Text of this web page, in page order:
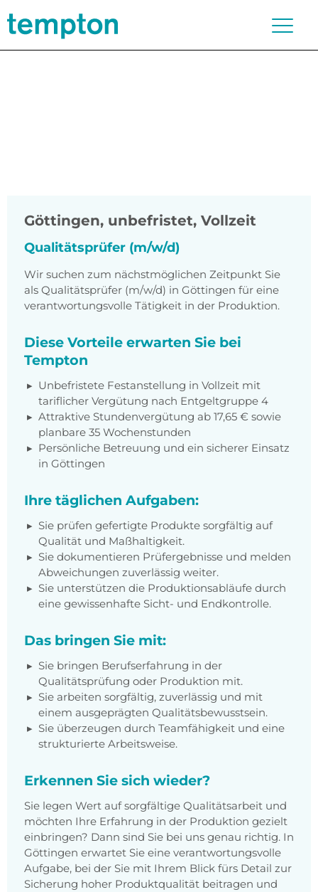
Göttingen, unbefristet, Vollzeit
Qualitätsprüfer (m/w/d)
Wir suchen zum nächstmöglichen Zeitpunkt Sie
als Qualitätsprüfer (m/w/d) in Göttingen für eine
verantwortungsvolle Tätigkeit in der Produktion.
Diese Vorteile erwarten Sie bei
Tempton
Unbefristete Festanstellung in Vollzeit mit
tariflicher Vergütung nach Entgeltgruppe 4
Attraktive Stundenvergütung ab 17,65 € sowie
planbare 35 Wochenstunden
Persönliche Betreuung und ein sicherer Einsatz
in Göttingen
Ihre täglichen Aufgaben:
Sie prüfen gefertigte Produkte sorgfältig auf
Qualität und Maßhaltigkeit.
Sie dokumentieren Prüfergebnisse und melden
Abweichungen zuverlässig weiter.
Sie unterstützen die Produktionsabläufe durch
eine gewissenhafte Sicht- und Endkontrolle.
Das bringen Sie mit:
Sie bringen Berufserfahrung in der
Qualitätsprüfung oder Produktion mit.
Sie arbeiten sorgfältig, zuverlässig und mit
einem ausgeprägten Qualitätsbewusstsein.
Sie überzeugen durch Teamfähigkeit und eine
strukturierte Arbeitsweise.
Erkennen Sie sich wieder?
Sie legen Wert auf sorgfältige Qualitätsarbeit und
möchten Ihre Erfahrung in der Produktion gezielt
einbringen? Dann sind Sie bei uns genau richtig. In
Göttingen erwartet Sie eine verantwortungsvolle
Aufgabe, bei der Sie mit Ihrem Blick fürs Detail zur
Sicherung hoher Produktqualität beitragen und